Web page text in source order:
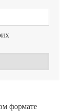
формате